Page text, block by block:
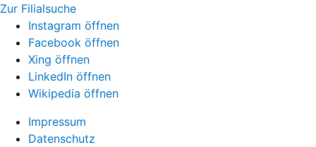
Zur Filialsuche
Instagram öffnen
Facebook öffnen
Xing öffnen
LinkedIn öffnen
Wikipedia öffnen
Impressum
Datenschutz